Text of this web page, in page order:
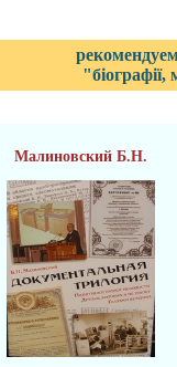
Малиновский Б.Н.